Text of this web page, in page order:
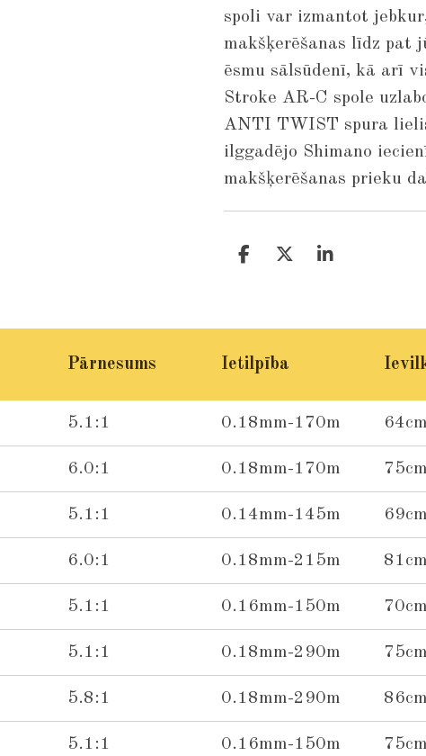
spoli var izmantot
makšķerēšanas līdz pat
ēsmu sālsūdenī, kā arī
Stroke AR-C spole
ANTI TWIST spura
ilggadējo Shimano
makšķerēšanas prieku
S
S
S
Pārnesums Ietilpība
5.1:1 0.18mm-170m 64cm
6.0:1 0.18mm-170m 75cm
5.1:1 0.14mm-145m 69cm
6.0:1 0.18mm-215m 81cm
5.1:1 0.16mm-150m 70cm
5.1:1 0.18mm-290m 75cm
5.8:1 0.18mm-290m 86cm
5.1:1 0.16mm-150m 75cm